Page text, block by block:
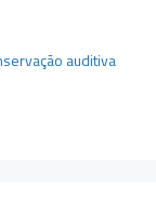
auditiva